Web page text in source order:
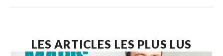
LES ARTICLES LES PLUS LUS